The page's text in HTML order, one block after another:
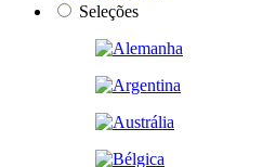
Seleções